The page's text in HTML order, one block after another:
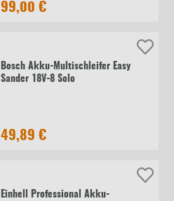
99,00 €
Bosch Akku-Multischleifer Easy
Sander 18V-8 Solo
49,89 €
Einhell Professional Akku-